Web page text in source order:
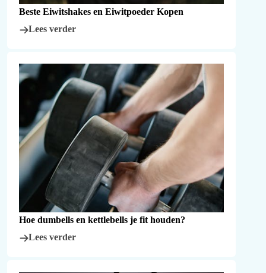
Beste Eiwitshakes en Eiwitpoeder Kopen
Lees verder
Hoe dumbells en kettlebells je fit houden?
Lees verder